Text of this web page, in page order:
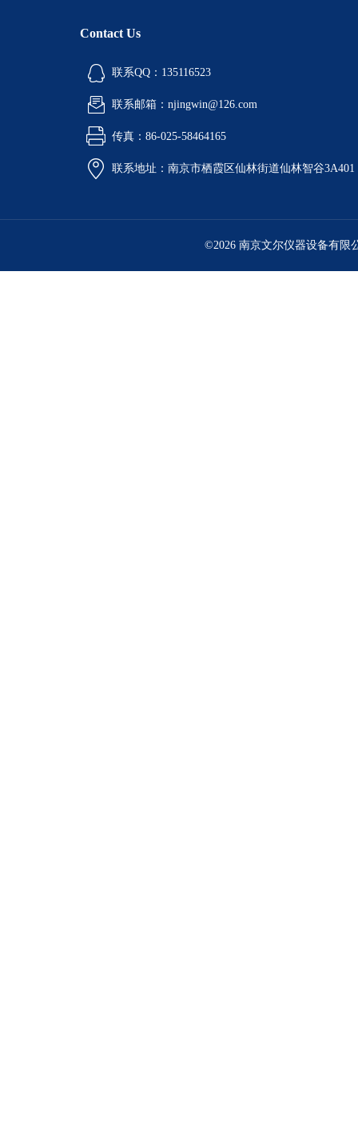
Contact Us
联系QQ：135116523
联系邮箱：njingwin@126.com
传真：86-025-58464165
联系地址：南京市栖霞区仙林街道仙林智谷3A401
©2026 南京文尔仪器设备有限